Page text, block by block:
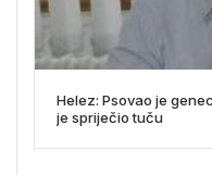
Helez: Psovao je
je spriječio tuču